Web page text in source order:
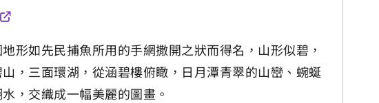
形如先民捕魚所用的手網撒開之狀而得名，山形似碧，
，三面環湖，從涵碧樓俯瞰，日月潭青翠的山巒、蜿蜒
，交織成一幅美麗的圖畫。